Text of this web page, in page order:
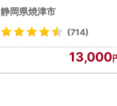
静岡県焼津市
(714)
13,000